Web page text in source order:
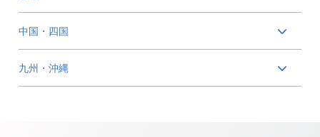
中国・四国
九州・沖縄